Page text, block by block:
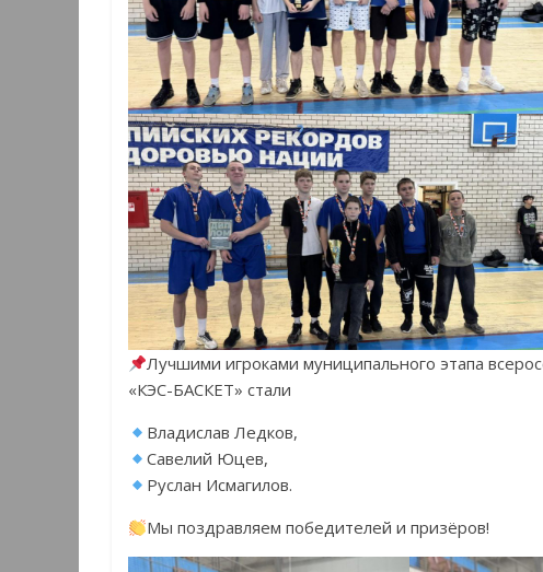
Лучшими игроками муниципального этапа
«КЭС-БАСКЕТ» стали
Владислав Ледков,
Савелий Юцев,
Руслан Исмагилов.
Мы поздравляем победителей и призёров!